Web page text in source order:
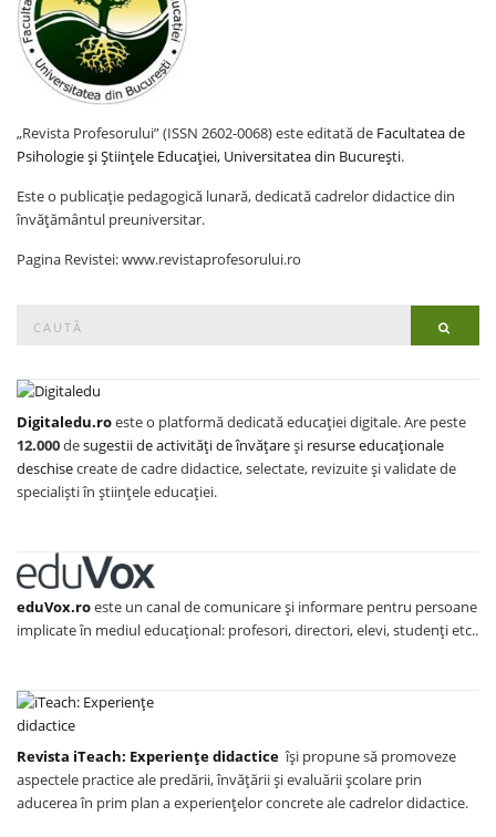
„Revista Profesorului” (ISSN 2602-0068) este editată de Facultatea de
Psihologie și Științele Educației, Universitatea din București.
Este o publicație pedagogică lunară, dedicată cadrelor didactice din
învățământul preuniversitar.
Pagina Revistei: www.revistaprofesorului.ro
for:
Digitaledu.roeste o platformă dedicată educației digitale. Are peste
12.000desugestii de activități de învățareși resurse educaționale
deschisecreate de cadre didactice, selectate, revizuite și validate de
specialiști în științele educației.
eduVox.roeste un canal de comunicare și informare pentru persoane
implicate în mediul educațional: profesori, directori, elevi, studenți etc..
Revista iTeach: Experienţe didactice îşi propune să promoveze
aspectele practice ale predării, învăţării şi evaluării şcolare prin
aducerea în prim plan a experienţelor concrete ale cadrelor didactice.